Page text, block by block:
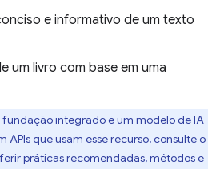
e informativo de um texto
um livro com base em uma
fundação integrado é um modelo de IA
que usam esse recurso, consulte o
práticas recomendadas, métodos e